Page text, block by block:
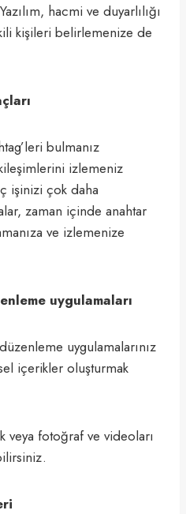
hacmi ve duyarlılığı
kişileri belirlemenize de
bulmanız
izlemeniz
işinizi çok daha
zaman içinde anahtar
ve izlemenize
uygulamaları
uygulamalarınız
içerikler oluşturmak
veya fotoğraf ve videoları